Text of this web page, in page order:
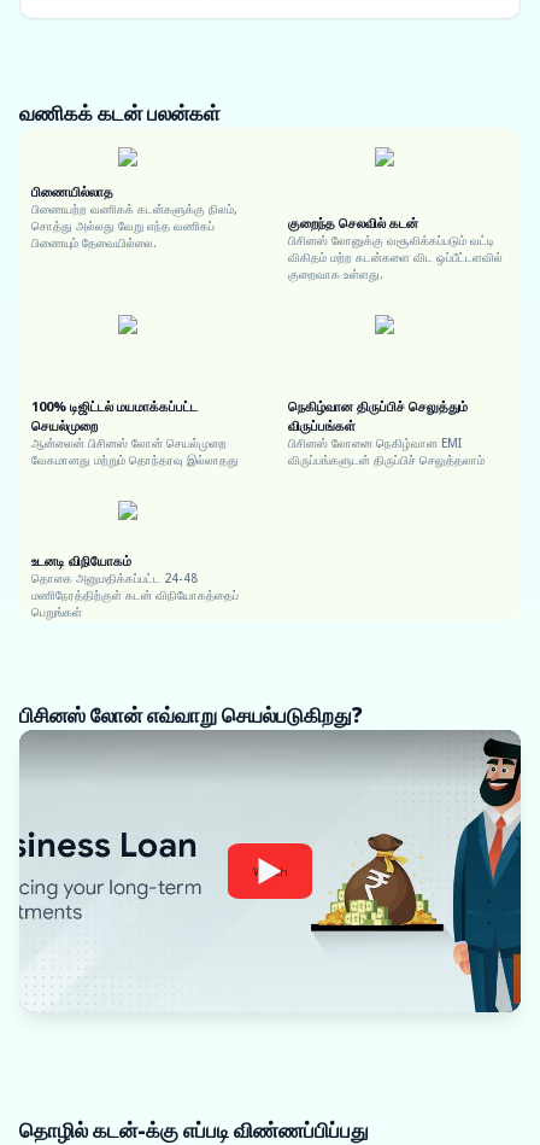
வணிகக் கடன்பலன்கள்
பிணையில்லாத
பிணையற்ற வணிகக் கடன்களுக்கு நிலம்,
சொத்து அல்லது வேறு எந்த வணிகப்
பிணையும் தேவையில்லை.
குறைந்த செலவில் கடன்
பிசினஸ் லோனுக்கு வசூலிக்கப்படும் வட்டி
விகிதம் மற்ற கடன்களை விட ஒப்பீட்டளவில்
குறைவாக உள்ளது.
100% டிஜிட்டல் மயமாக்கப்பட்ட
செயல்முறை
ஆன்லைன் பிசினஸ் லோன் செயல்முறை
வேகமானது மற்றும் தொந்தரவு இல்லாதது
நெகிழ்வான திருப்பிச் செலுத்தும்
விருப்பங்கள்
பிசினஸ் லோனை நெகிழ்வான EMI
விருப்பங்களுடன் திருப்பிச் செலுத்தலாம்
உடனடி விநியோகம்
தொகை அனுமதிக்கப்பட்ட 24-48
மணிநேரத்திற்குள் கடன் விநியோகத்தைப்
பெறுங்கள்
பிசினஸ் லோன் எவ்வாறு செயல்படுகிறது?
Watch
தொழில் கடன்-க்கு எப்படி விண்ணப்பிப்பது